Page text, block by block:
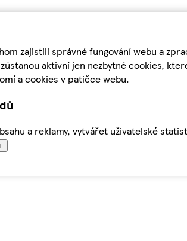
zajistili správné fungování webu a
aktivní jen nezbytné cookies,
a cookies v patičce webu.
a reklamy, vytvářet uživatelské